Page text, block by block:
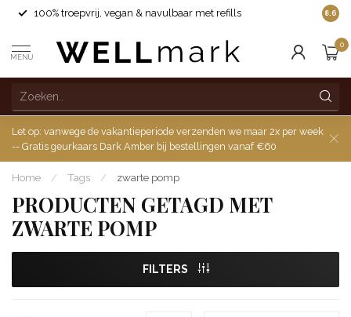
100% troepvrij, vegan & navulbaar met refills 8.6
MENU
0
Let op: vanwege de vakantieperiode verzenden we maar 2x per week
-- Gratis geurkaars Dark Amber bij bestellingen vanaf €60
Home / Tags / zwarte pomp
PRODUCTEN GETAGD MET
ZWARTE POMP
FILTERS